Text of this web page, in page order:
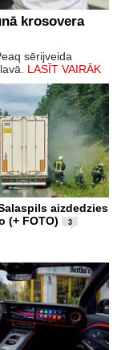
krosovera
sērijveida
LASĪT VAIRĀK
aizdedzies
(+ FOTO)
3